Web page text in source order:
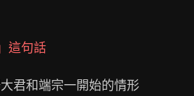
這句話
君和端宗一開始的情形